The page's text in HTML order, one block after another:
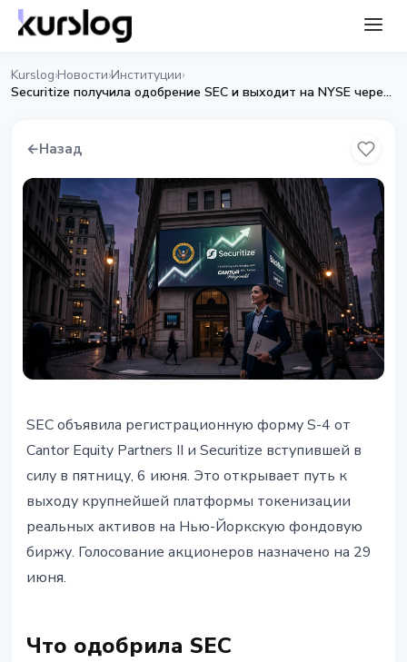
Kurslog›Новости›Институции›
Securitize получила одобрение SEC и выходит на NYSE через SPAC Cantor Fitzgerald
←Назад
Securitize получила одобрение
SEC и выходит на NYSE через
SPAC Cantor Fitzgerald
8 июня 2026 г.2 мин чтения
Наталия Дорофеева
SEC объявила регистрационную форму S-4 от
Cantor Equity Partners II и Securitize вступившей в
силу в пятницу, 6 июня. Это открывает путь к
выходу крупнейшей платформы токенизации
реальных активов на Нью-Йоркскую фондовую
биржу. Голосование акционеров назначено на 29
июня.
Что одобрила SEC